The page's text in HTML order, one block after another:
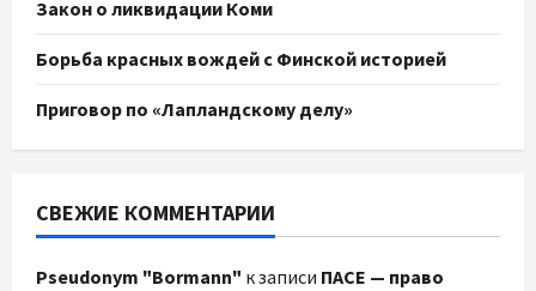
Закон о ликвидации Коми
Борьба красных вождей с Финской историей
Приговор по «Лапландскому делу»
СВЕЖИЕ КОММЕНТАРИИ
Pseudonym "Bormann" к записи ПАСЕ — право